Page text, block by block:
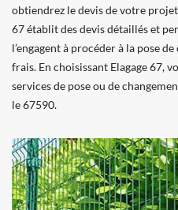
obtiendrez le devis de votre
67 établit des devis détaillés et
l’engagent à procéder à la pose
frais. En choisissant Elagage 67,
services de pose ou de
le 67590.